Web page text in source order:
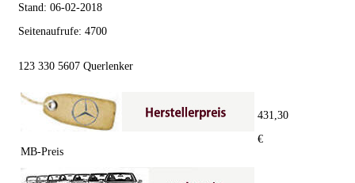
Stand: 06-02-2018
Seitenaufrufe: 4700
123 330 5607 Querlenker
MB-Preis
431,30
€